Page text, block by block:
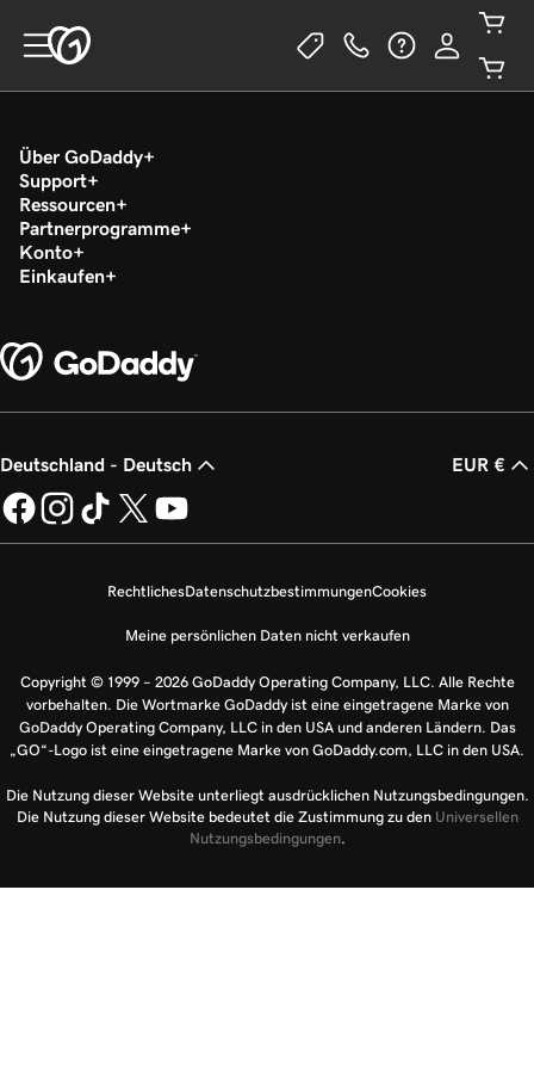
Über GoDaddy
Support
Ressourcen
Partnerprogramme
Konto
Einkaufen
Deutschland - Deutsch EUR €
RechtlichesDatenschutzbestimmungenCookies
Meine persönlichen Daten nicht verkaufen
Copyright © 1999 – 2026 GoDaddy Operating Company, LLC. Alle Rechte
vorbehalten. Die Wortmarke GoDaddy ist eine eingetragene Marke von
GoDaddy Operating Company, LLC in den USA und anderen Ländern. Das
„GO“-Logo ist eine eingetragene Marke von GoDaddy.com, LLC in den USA.
Die Nutzung dieser Website unterliegt ausdrücklichen Nutzungsbedingungen.
Die Nutzung dieser Website bedeutet die Zustimmung zu den Universellen
Nutzungsbedingungen.